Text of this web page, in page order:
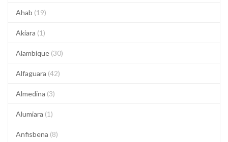
Ahab (19)
Akiara (1)
Alambique (30)
Alfaguara (42)
Almedina (3)
Alumiara (1)
Anfisbena (8)